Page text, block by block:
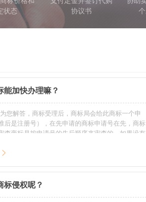
状态
协议书
能加快办理嘛？
您解答，商标受理后，商标局会给此商标一个申
后是注册号），在先申请的商标申请号在先，商标
查商标是按申请号的先后顺序来审查的，如果没有
受理案件需要，被异议等），不会延迟也不会提
标侵权呢？